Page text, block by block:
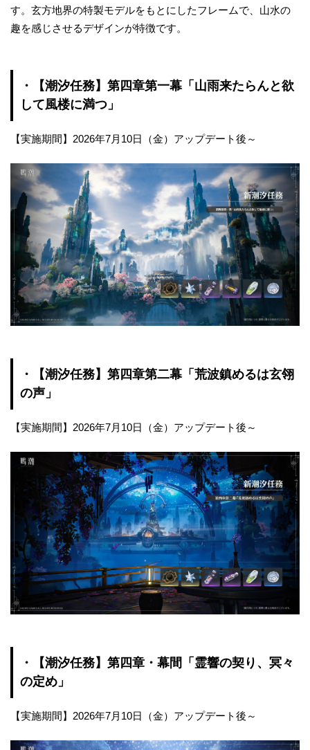
す。玄方地界の特製モデルをもとにしたフレームで、山水の
趣を感じさせるデザインが特徴です。
・【潮汐任務】第四章第一幕「山雨来たらんと欲
して風楼に満つ」
【実施期間】2026年7月10日（金）アップデート後～
・【潮汐任務】第四章第二幕「荒波鎮めるは玄翎
の声」
【実施期間】2026年7月10日（金）アップデート後～
・【潮汐任務】第四章・幕間「霊響の契り、冥々
の定め」
【実施期間】2026年7月10日（金）アップデート後～